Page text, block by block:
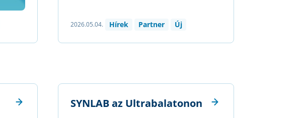
2026.05.04. Hírek Partner Új
SYNLAB az Ultrabalatonon